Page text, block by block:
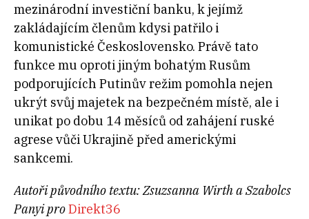
mezinárodní investiční banku, k jejímž
zakládajícím členům kdysi patřilo i
komunistické Československo. Právě tato
funkce mu oproti jiným bohatým Rusům
podporujících Putinův režim pomohla nejen
ukrýt svůj majetek na bezpečném místě, ale i
unikat po dobu 14 měsíců od zahájení ruské
agrese vůči Ukrajině před americkými
sankcemi.
Autoři původního textu: Zsuzsanna Wirth a Szabolcs
Panyi proDirekt36